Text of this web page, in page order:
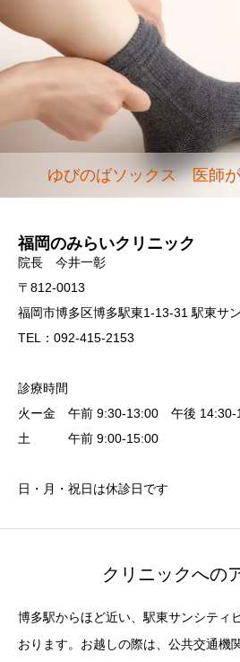
ゆびのばソックス 医師
福岡のみらいクリニック
院長 今井一彰
〒812-0013
福岡市博多区博多駅東1-13-31 駅東サ
TEL：092-415-2153
診療時間
火ー金 午前 9:30-13:00 午後 14:30-
土 午前 9:00-15:00
日・月・祝日は休診日です
クリニックへの
博多駅からほど近い、駅東サンシティ
おります。お越しの際は、公共交通機